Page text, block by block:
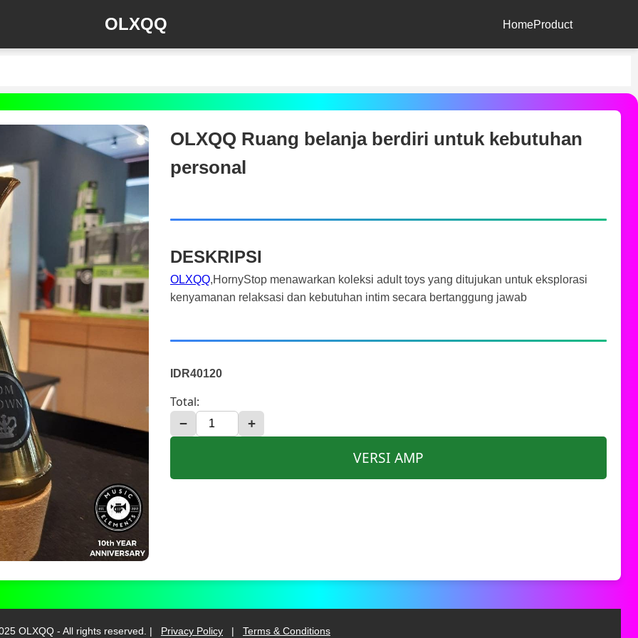
OLXQQ HomeProduct
OLXQQ Ruang belanja berdiri untuk kebutuhan
personal
DESKRIPSI
OLXQQ,HornyStop menawarkan koleksi adult toys yang ditujukan untuk eksplorasi
kenyamanan relaksasi dan kebutuhan intim secara bertanggung jawab
IDR40120
Total:
− +
VERSI AMP
OLXQQ - All rights reserved. | Privacy Policy | Terms & Conditions